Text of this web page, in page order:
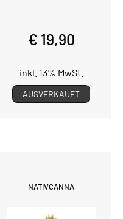
€ 19,90
inkl. 13% MwSt.
AUSVERKAUFT
NATIVCANNA